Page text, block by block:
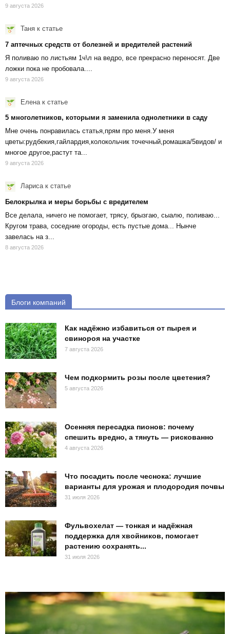
9 августа 2026
Таня к статье
7 аптечных средств от болезней и вредителей растений
Я поливаю по листьям 1ч\л на ведро, все прекрасно переносят. Две
ложки пока не пробовала....
9 августа 2026
Елена к статье
5 многолетников, которыми я заменила однолетники в саду
Мне очень понравилась статья,прям про меня.У меня
цветы:рудбекия,гайлардия,колокольчик точечный,ромашка/5видов/ и
многое другое,растут та...
9 августа 2026
Ларисак статье
Белокрылка и меры борьбы с вредителем
Все делала, ничего не помогает, трясу, брызгаю, сыалю, поливаю...
Кругом трава, соседние огороды, есть пустые дома... Нынче
завелась на з...
8 августа 2026
Блоги компаний
Как надёжно избавиться от пырея и
свинороя на участке
7 августа 2026
Чем подкормить розы после цветения?
5 августа 2026
Осенняя пересадка пионов: почему
спешить вредно, а тянуть — рискованно
4 августа 2026
Что посадить после чеснока: лучшие
варианты для урожая и плодородия почвы
31 июля 2026
Фульвохелат — тонкая и надёжная
поддержка для хвойников, помогает
растению сохранять...
31 июля 2026